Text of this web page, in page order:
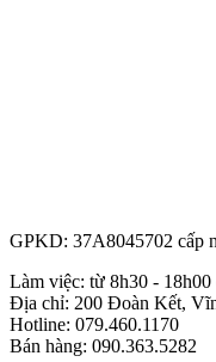
GPKD: 37A8045702 cấp
Làm việc: từ 8h30 -
Địa chỉ: 200 Đoàn Kết,
Hotline: 079.460.1170
Bán hàng: 090.363.5282